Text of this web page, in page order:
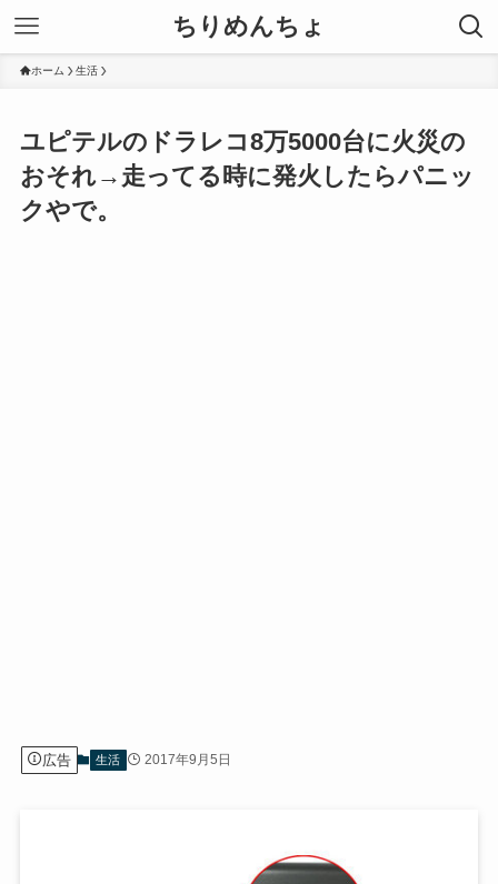
ちりめんちょ
ホーム 生活
ユピテルのドラレコ8万5000台に火災の
おそれ→走ってる時に発火したらパニッ
クやで。
広告 生活 2017年9月5日